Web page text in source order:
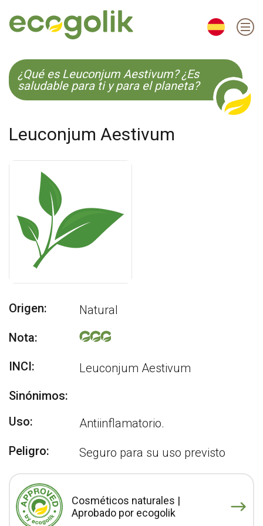
EN ES CS KO
¿Qué es Leuconjum Aestivum? ¿Es
saludable para ti y para el planeta?
Leuconjum Aestivum
Origen:
Natural
Nota:
INCI:
Leuconjum Aestivum
Sinónimos:
Uso:
Antiinflamatorio.
Peligro:
Seguro para su uso previsto
Cosméticos naturales |
Aprobado por ecogolik